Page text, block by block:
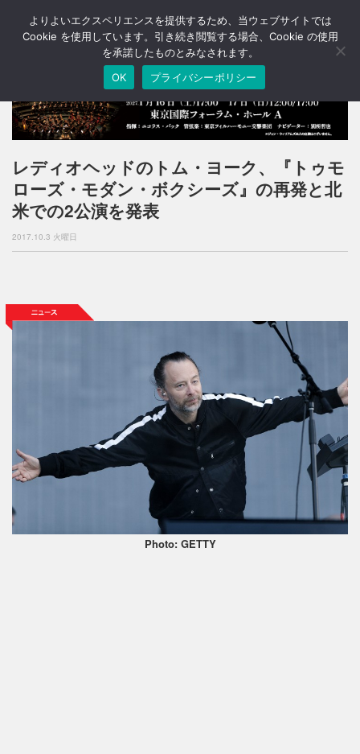
T
o
a
v
i
g
a
n
レディオヘッドのトム・ヨーク、『トゥモ
ローズ・モダン・ボクシーズ』の再発と北
米での2公演を発表
2017.10.3 火曜日
Photo: GETTY
よりよいエクスペリエンスを提供するため、当ウェブサイトでは
Cookie を使用しています。引き続き閲覧する場合、Cookie の使用
を承諾したものとみなされます。
OK
プライバシーポリシー